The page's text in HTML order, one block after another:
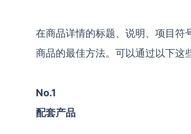
在商品详情的标题、说明、项目符
商品的最佳方法。可以通过以下这
No.1
配套产品